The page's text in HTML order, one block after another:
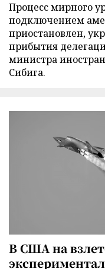
Процесс мирного
подключением
приостановлен,
прибытия
министра
Сибига.
В США на